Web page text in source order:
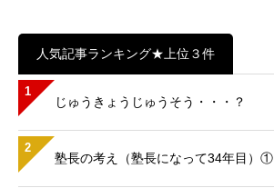
人気記事ランキング★上位３件
1
じゅうきょうじゅうそう・・・？
2
塾長の考え（塾長になって34年目）①